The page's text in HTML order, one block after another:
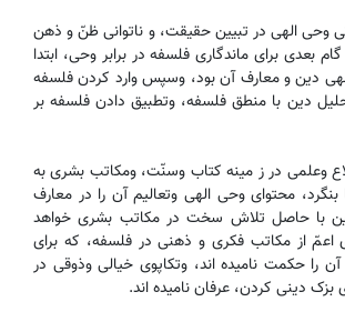
وحی الهی در تبیین حقیقت، و ناتوانی ظنّ و ذهن
بعدی برای ماندگاری فلسفه در برابر وحی، ابتدا
دین و معارف آن بود، وسپس وارد کردن فلسفه
دین با منطق فلسفه، وتطبیق دادن فلسفه بر
وعلمی در ز مینه کتاب وسنّت، ومکاتب بشری به
بنگرد، محتوای وحی الهی وتعالیم آن را در معارف
با حاصل تلاش سخت در مکاتب بشری خواهد
اعمّ از مکاتب فکری و ذهنی در فلسفه، که برای
را حکمت نامیده اند، وتکاپوی خیالی وذوقی در
بزک دینی کردن، عرفان نامیده اند.